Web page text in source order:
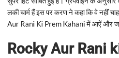
लकी चार्म हैं इस पर करण ने कहा कि वे नहीं
Aur Rani Ki Prem Kahani में आऐं और
Rocky Aur Rani